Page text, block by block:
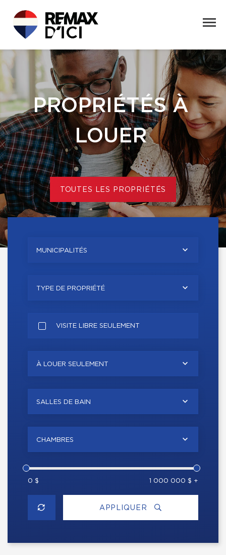
PROPRIÉTÉS À
LOUER
TOUTES LES PROPRIÉTÉS
MUNICIPALITÉS
TYPE DE PROPRIÉTÉ
VISITE LIBRE SEULEMENT
À LOUER SEULEMENT
SALLES DE BAIN
CHAMBRES
0 $ 1 000 000 $ +
APPLIQUER